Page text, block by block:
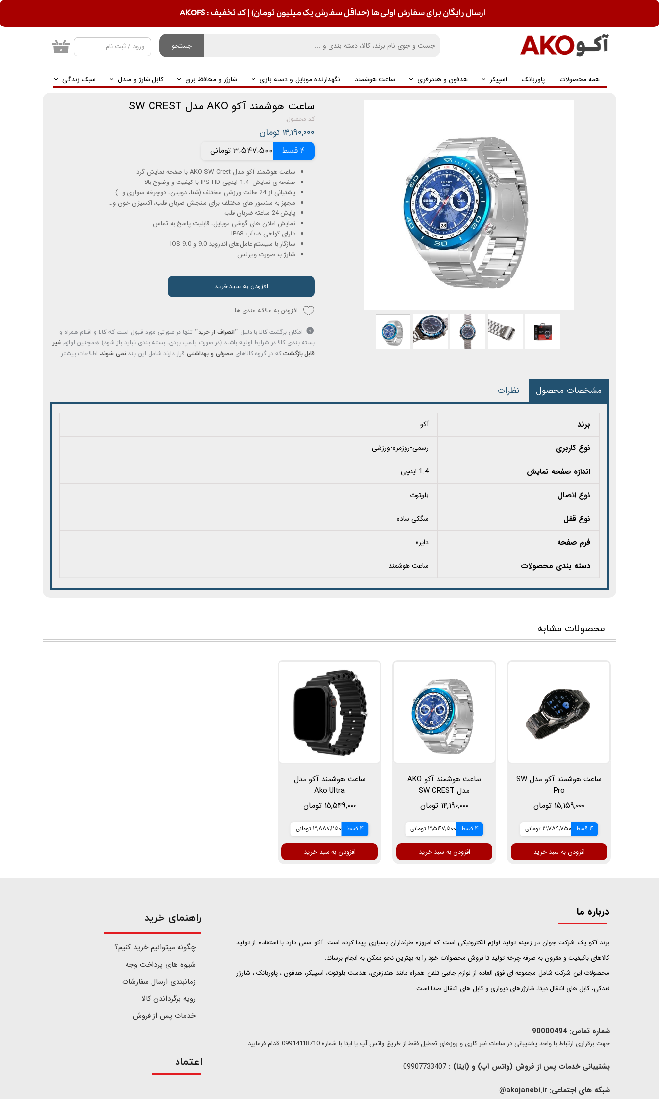
جستجو
همه محصولات پاوربانک اسپیکر هدفون و هندزفری ساعت هوشمند نگهدارنده موبایل و دسته بازی شارژر و محافظ برق کابل شارژ و مبدل سبک زندگی
ورود / ثبت نام
تغییر گذر واژه
۰
ارسال رایگان برای سفارش اولی ها (حداقل سفارش یک میلیون تومان) | کد تخفیف : AKOFS
ساعت هوشمند آکو AKO مدل SW CREST
کد محصول:
۱۴,۱۹۰,۰۰۰ تومان
4 قسط 3,547,500 تومانی
ساعت هوشمند آکو مدل AKO-SW Crest با صفحه نمایش گرد
صفحه ی نمایش 1.4 اینچی IPS HD با کیفیت و وضوح بالا
پشتیانی از 24 حالت ورزشی مختلف (شنا، دویدن، دوچرخه سواری و…)
مجهز به سنسور های مختلف برای سنجش ضربان قلب، اکسیژن خون و…
پایش 24 ساعته ضربان قلب
نمایش اعلان های گوشی موبایل، قابلیت پاسخ به تماس
دارای گواهی ضدآب IP68
سازگار با سیستم عامل‌های اندروید 9.0 و IOS 9.0
شارژ به صورت وایرلس
افزودن به سبد خرید
افزودن به علاقه مندی ها
امکان برگشت کالا با دلیل "انصراف از خرید" تنها در صورتی مورد قبول است که کالا و اقلام همراه و
بسته بندی کالا در شرایط اولیه باشند (در صورت پلمپ بودن، بسته بندی نباید باز شود). همچنین لوازم غیر
قابل بازگشت که در گروه کالاهای مصرفی و بهداشتی قرار دارند شامل این بند نمی شوند. اطلاعات بیشتر
مشخصات محصول نظرات
برند آکو
نوع کاربری رسمی-روزمره-ورزشی
اندازه صفحه نمایش 1.4 اینچی
نوع اتصال بلوتوث
نوع قفل سگکی ساده
فرم صفحه دایره
دسته بندی محصولات ساعت هوشمند
محصولات مشابه
ساعت هوشمند آکو مدل SW
Pro
۱۵,۱۵۹,۰۰۰ تومان
4 قسط 3,789,750 تومانی
افزودن به سبد خرید
ساعت هوشمند آکو AKO
مدل SW CREST
۱۴,۱۹۰,۰۰۰ تومان
4 قسط 3,547,500 تومانی
افزودن به سبد خرید
ساعت هوشمند آکو مدل
Ako Ultra
۱۵,۵۴۹,۰۰۰ تومان
4 قسط 3,887,250 تومانی
افزودن به سبد خرید
درباره ما
​​​​​​​برند آکو یک شرکت جوان در زمینه تولید لوازم الکترونیکی است که امروزه طرفداران بسیاری پیدا کرده است. آکو سعی دارد با استفاده از تولید
کالاهای باکیفیت و مقرون به صرفه چرخه تولید تا فروش محصولات خود را به بهترین نحو ممکن به انجام برساند.
محصولات این شرکت شامل مجموعه ای فوق العاده از لوازم جانبی تلفن همراه مانند هندزفری، هدست بلوتوث، اسپیکر، هدفون ، پاوربانک ، شارژر
فندکی، کابل های انتقال دیتا، شارژرهای دیواری و کابل های انتقال صدا است.
شماره تماس: 90000494
​​جهت برقراری ارتباط با واحد پشتیبانی در ساعات غیر کاری و روزهای تعطیل فقط از طریق واتس آپ یا ایتا با شماره 09914118710 اقدام فرمایید.
پشتیبانی خدمات پس از فروش (واتس آپ) و (ایتا) :
شبکه های اجتماعی: akojanebi.ir@
​راهنمای خرید
چگونه میتوانیم خرید کنیم؟
شیوه های پرداخت وجه
زمانبندی ارسال سفارشات
رویه برگرداندن کالا
خدمات پس از فروش
اعتماد